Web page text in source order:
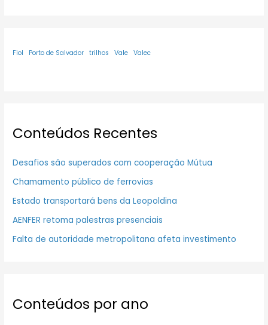
Fiol Porto de Salvador trilhos Vale Valec
Conteúdos Recentes
Desafios são superados com cooperação Mútua
Chamamento público de ferrovias
Estado transportará bens da Leopoldina
AENFER retoma palestras presenciais
Falta de autoridade metropolitana afeta investimento
Conteúdos por ano